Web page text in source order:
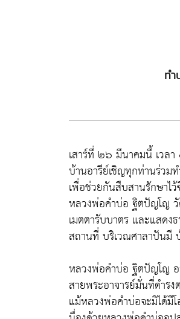
ท
เสาร์ที่ ๒๖ มีนาคมนี้ เว
บ้านอารีย์เชิญทุกท่านร่วม
เพื่อช่วยกันสืบสานรักษาไ
หลวงพ่อคำบ่อ ฐิตปัญโญ
เมตตารับบาตร และแสดง
สถานที่ บริเวณศาลาปันมี
หลวงพ่อคำบ่อ ฐิตปัญโญ
สายพระอาจารย์มั่นที่ดำร
แม้หลวงพ่อคำบ่อจะมิได้มี